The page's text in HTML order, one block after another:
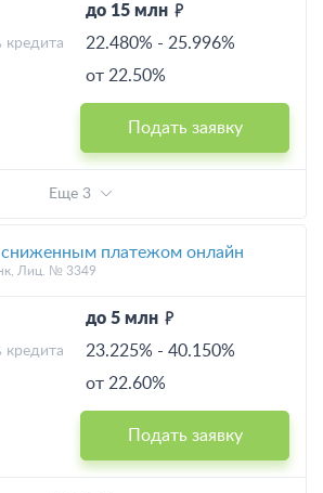
до 15 млн
22.480% - 25.996%
кредита
от 22.50%
Подать заявку
Еще 3
сниженным платежом онлайн
Лиц. № 3349
до 5 млн
23.225% - 40.150%
кредита
от 22.60%
Подать заявку